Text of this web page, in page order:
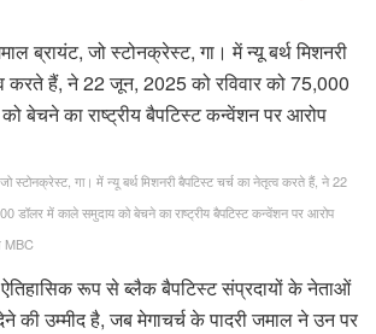
स्टोनक्रेस्ट, गा। में न्यू बर्थ मिशनरी बैपटिस्ट चर्च का नेतृत्व करते हैं, ने 22
डॉलर में काले समुदाय को बेचने का राष्ट्रीय बैपटिस्ट कन्वेंशन पर आरोप
MBC
रूप से ब्लैक बैपटिस्ट संप्रदायों के नेताओं
की उम्मीद है, जब मेगाचर्च के पादरी जमाल ने उन पर